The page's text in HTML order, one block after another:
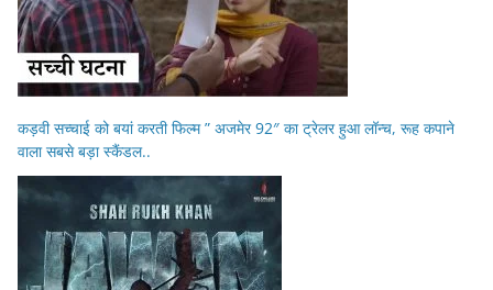
कड़वी सच्चाई को बयां करती फिल्म ” अजमेर 92″ का ट्रेलर हुआ लॉन्च, रूह कपाने
वाला सबसे बड़ा स्कैंडल..